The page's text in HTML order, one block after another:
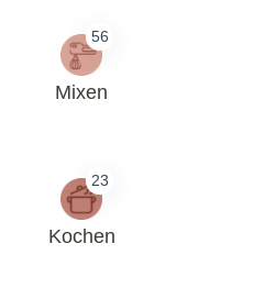
56
Mixen
23
Kochen